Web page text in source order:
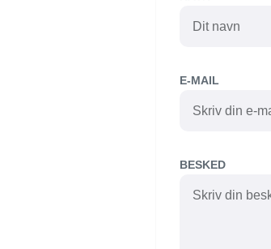
E-MAIL
BESKED